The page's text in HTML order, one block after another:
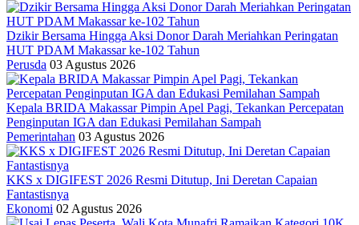
Dzikir Bersama Hingga Aksi Donor Darah Meriahkan Peringatan
HUT PDAM Makassar ke-102 Tahun
Perusda 03 Agustus 2026
Kepala BRIDA Makassar Pimpin Apel Pagi, Tekankan Percepatan
Penginputan IGA dan Edukasi Pemilahan Sampah
Pemerintahan 03 Agustus 2026
KKS x DIGIFEST 2026 Resmi Ditutup, Ini Deretan Capaian
Fantastisnya
Ekonomi 02 Agustus 2026